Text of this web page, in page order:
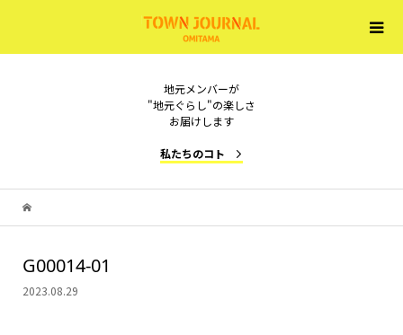
地元メンバーが
"地元ぐらし"の楽しさ
お届けします
私たちのコト
G00014-01
2023.08.29